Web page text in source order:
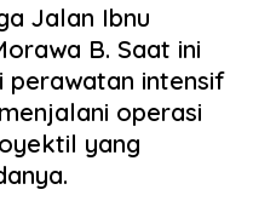
Jalan Ibnu
B. Saat ini
perawatan intensif
operasi
yang